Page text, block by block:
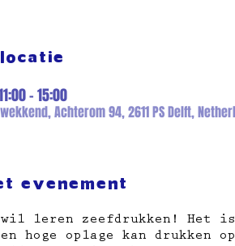
– 15:00
Achterom 94, 2611 PS Delft,
evenement
leren zeefdrukken! Het is
hoge oplage kan drukken